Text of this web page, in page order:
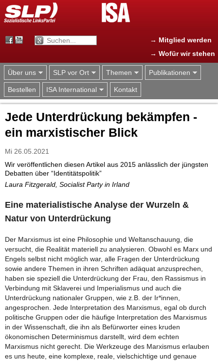
Jump to navigation
→ Mitglied werden
→ Wofür wir stehen
Über uns SLP vor Ort Themen Publikationen
Bestellen ISA International Kontakt
Jede Unterdrückung bekämpfen -
ein marxistischer Blick
Mi 26.05.2021
Wir veröffentlichen diesen Artikel aus 2015 anlässlich der jüngsten
Debatten über “Identitätspolitik”
Laura Fitzgerald, Socialist Party in Irland
Eine materialistische Analyse der Wurzeln &
Natur von Unterdrückung
Der Marxismus ist eine Philosophie und Weltanschauung, die
versucht, die Realität materiell zu analysieren. Obwohl es Marx und
Engels selbst nicht möglich war, alle Fragen der Unterdrückung
sowie andere Themen in ihren Schriften adäquat anzusprechen,
haben sie speziell die Unterdrückung der Frau, den Rassismus in
Verbindung mit Sklaverei und Imperialismus und auch die
Unterdrückung nationaler Gruppen, wie z.B. der Ir*innen,
angesprochen. Jede Interpretation des Marxismus, egal ob durch
politische Gruppen oder die häufige Interpretation des Marxismus
in der Wissenschaft, die ihn als Befürworter eines kruden
ökonomischen Determinismus darstellt, wird dem echten
Marxismus nicht gerecht. Die Werkzeuge des Marxismus erlauben
es uns heute, eine komplexe, reale, vielschichtige und genaue